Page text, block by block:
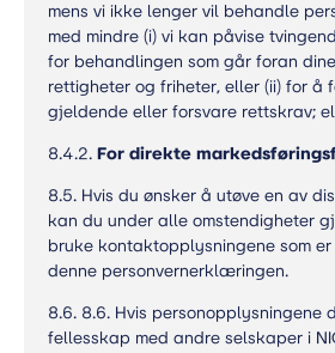
mens vi ikke lenger vil behandle
med mindre (i) vi kan påvise
for behandlingen som går foran
rettigheter og friheter, eller (ii) for å
gjeldende eller forsvare rettskrav;
8.4.2. For direkte
8.5. Hvis du ønsker å utøve en av
kan du under alle omstendigheter
bruke kontaktopplysningene som
denne personvernerklæringen.
8.6. 8.6. Hvis personopplysningene
fellesskap med andre selskaper i